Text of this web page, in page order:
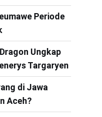
Periode
Ungkap
Targaryen
di Jawa
Aceh?